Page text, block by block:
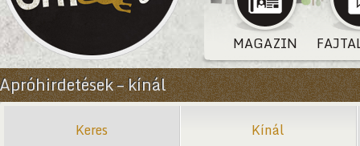
MAGAZIN
Apróhirdetések – kínál
Keres Kínál